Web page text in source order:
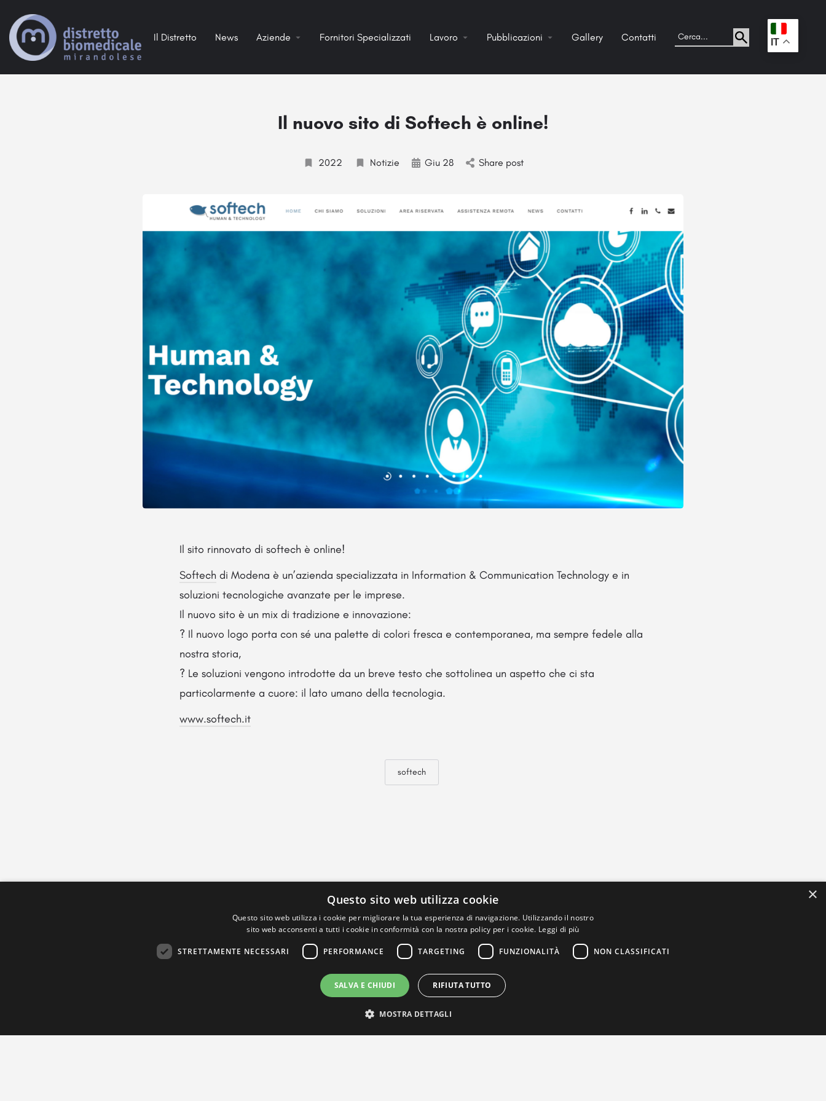
Il Distretto News Aziende Fornitori Specializzati Lavoro Pubblicazioni Gallery Contatti . IT
Il nuovo sito di Softech è online!
2022 Notizie Giu 28 Share post
Il sito rinnovato di softech è online!
Softech di Modena è un’azienda specializzata in Information & Communication Technology e in
soluzioni tecnologiche avanzate per le imprese.
Il nuovo sito è un mix di tradizione e innovazione:
? Il nuovo logo porta con sé una palette di colori fresca e contemporanea, ma sempre fedele alla
nostra storia,
? Le soluzioni vengono introdotte da un breve testo che sottolinea un aspetto che ci sta
particolarmente a cuore: il lato umano della tecnologia.
www.softech.it
softech
×
Questo sito web utilizza cookie
Questo sito web utilizza i cookie per migliorare la tua esperienza di navigazione. Utilizzando il nostro
sito web acconsenti a tutti i cookie in conformità con la nostra policy per i cookie. Leggi di più
STRETTAMENTE NECESSARI PERFORMANCE TARGETING FUNZIONALITÀ NON CLASSIFICATI
SALVA E CHIUDI RIFIUTA TUTTO
MOSTRA DETTAGLI